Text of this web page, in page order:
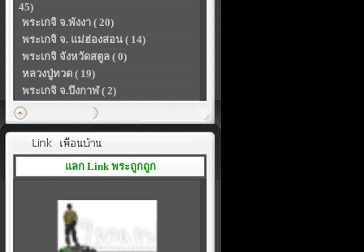
45)
พระเกจิ จ.พังงา ( 20)
พระเกจิ จ. แม่ฮ่องสอน ( 14)
พระเกจิ จังหวัดสตูล ( 0)
หลวงปู่ทวด ( 19)
พระเกจิ จ.บึงกาฬ ( 2)
แลก Link พระถูกถูก